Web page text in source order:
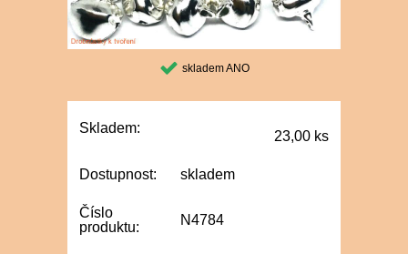
skladem ANO
Skladem:
23,00 ks
Dostupnost: skladem
Číslo
produktu:
N4784